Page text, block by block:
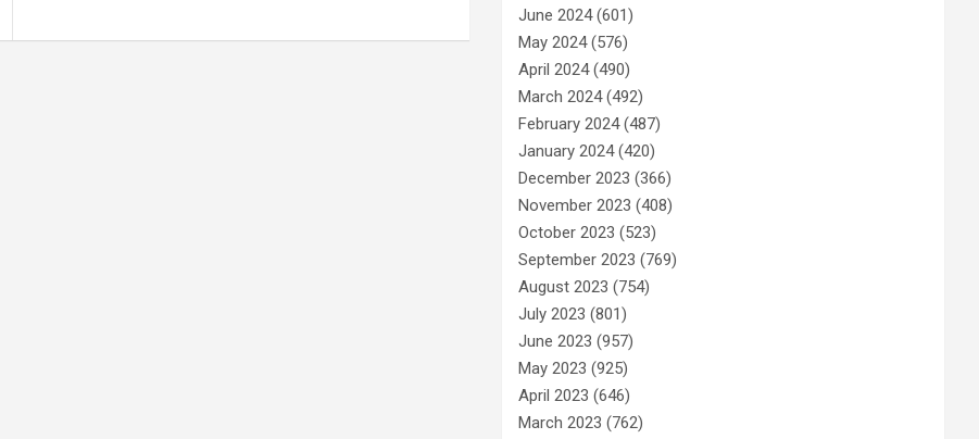
June 2024(601)
May 2024(576)
April 2024(490)
March 2024(492)
February 2024(487)
January 2024(420)
December 2023 (366)
November 2023 (408)
October 2023 (523)
September 2023 (769)
August 2023 (754)
July 2023 (801)
June 2023 (957)
May 2023 (925)
April 2023 (646)
March 2023 (762)